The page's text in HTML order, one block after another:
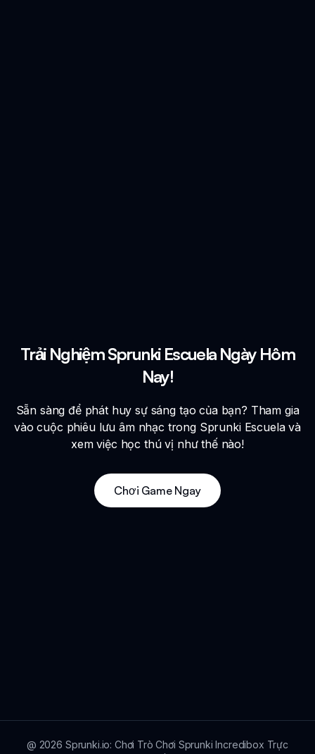
Trải Nghiệm Sprunki Escuela Ngày Hôm
Nay!
Sẵn sàng để phát huy sự sáng tạo của bạn? Tham gia
vào cuộc phiêu lưu âm nhạc trong Sprunki Escuela và
xem việc học thú vị như thế nào!
Chơi Game Ngay
@ 2026 Sprunki.io: Chơi Trò Chơi Sprunki Incredibox Trực